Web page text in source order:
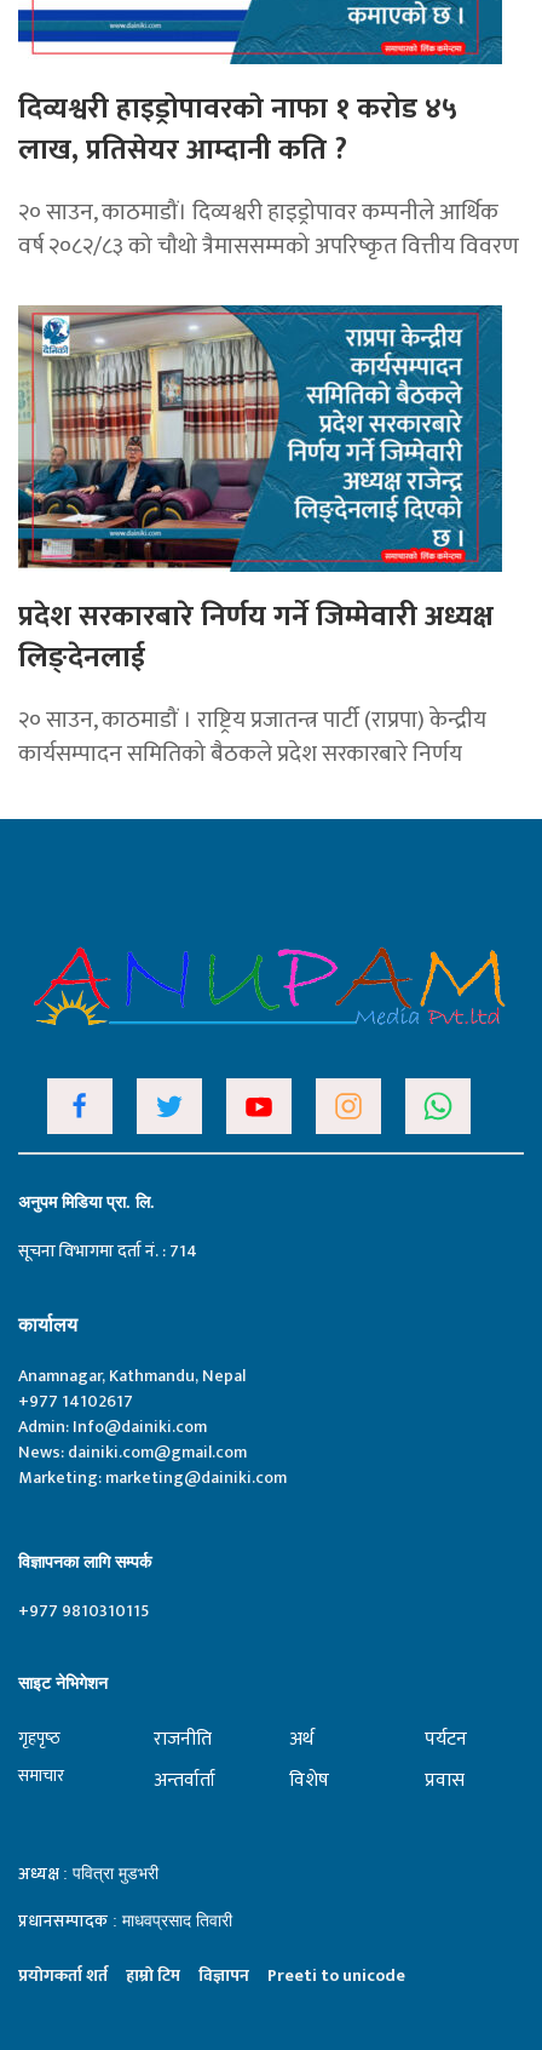
दिव्यश्वरी हाइड्रोपावरकाे नाफा १ करोड ४५
लाख, प्रतिसेयर आम्दानी कति ?
२० साउन, काठमाडौं। दिव्यश्वरी हाइड्रोपावर कम्पनीले आर्थिक
वर्ष २०८२/८३ को चौथो त्रैमाससम्मको अपरिष्कृत वित्तीय विवरण
प्रदेश सरकारबारे निर्णय गर्ने जिम्मेवारी अध्यक्ष
लिङ्देनलाई
२० साउन, काठमाडौं । राष्ट्रिय प्रजातन्त्र पार्टी (राप्रपा) केन्द्रीय
कार्यसम्पादन समितिको बैठकले प्रदेश सरकारबारे निर्णय
अनुपम मिडिया प्रा. लि.
सूचना विभागमा दर्ता नं. : 714
कार्यालय
Anamnagar, Kathmandu, Nepal
+977 14102617
Admin:Info@dainiki.com
News:dainiki.com@gmail.com
Marketing:marketing@dainiki.com
विज्ञापनका लागि सम्पर्क
+977 9810310115
साइट नेभिगेशन
गृहपृष्‍ठ
समाचार
राजनीति
अन्तर्वार्ता
अर्थ
विशेष
पर्यटन
प्रवास
अध्यक्ष : पवित्रा मुडभरी
प्रधानसम्पादक : माधवप्रसाद तिवारी
प्रयाेगकर्ता शर्त हाम्राे टिम विज्ञापन Preeti to unicode